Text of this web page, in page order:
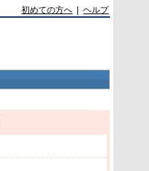
初めての方へ |ヘルプ